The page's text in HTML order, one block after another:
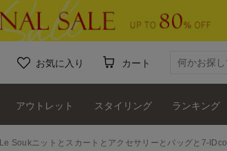
お気に入り カート
アウトレット スタイリング ランキング
Le Soukニットとスカートとアクセサリーとバッグと7-